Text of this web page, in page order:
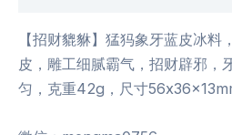
【招财貔貅】猛犸象牙蓝皮冰
皮，雕工细腻霸气，招财辟邪，
匀，克重42g，尺寸